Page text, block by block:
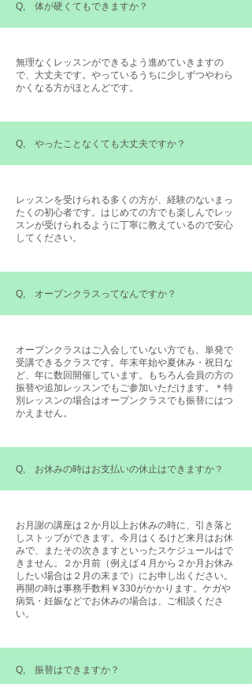
Q, 体が硬くてもできますか？
無理なくレッスンができるよう進めていきますの
で、大丈夫です。やっているうちに少しずつやわら
かくなる方がほとんどです。
Q, やったことなくても大丈夫ですか？
レッスンを受けられる多くの方が、経験のないまっ
たくの初心者です。はじめての方でも楽しんでレッ
スンが受けられるように丁寧に教えているので安心
してください。
Q, オープンクラスってなんですか？
オープンクラスはご入会していない方でも、単発で
受講できるクラスです。年末年始や夏休み・祝日な
ど、年に数回開催しています。もちろん会員の方の
振替や追加レッスンでもご参加いただけます。＊特
別レッスンの場合はオープンクラスでも振替にはつ
かえません。
Q, お休みの時はお支払いの休止はできますか？
​お月謝の講座は２か月以上お休みの時に、引き落と
しストップができます。今月はくるけど来月はお休
みで、またその次きますといったスケジュールはで
きません。２か月前（例えば４月から２か月お休み
したい場合は２月の末まで）にお申し出ください。
再開の時は事務手数料￥330がかかります。ケガや
病気・妊娠などでお休みの場合は、ご相談くださ
い。
Q, 振替はできますか？